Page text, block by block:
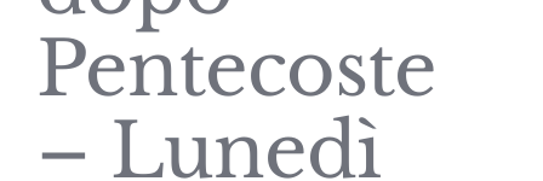
Pentecoste
– Lunedì